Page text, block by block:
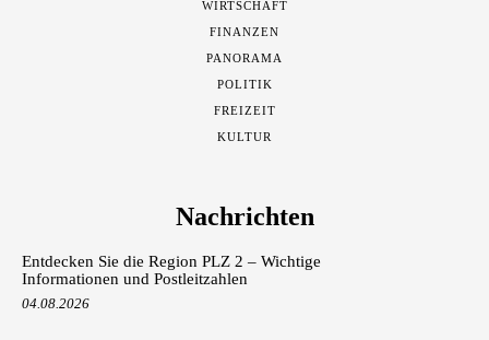
WIRTSCHAFT
FINANZEN
PANORAMA
POLITIK
FREIZEIT
KULTUR
Nachrichten
Entdecken Sie die Region PLZ 2 – Wichtige
Informationen und Postleitzahlen
04.08.2026